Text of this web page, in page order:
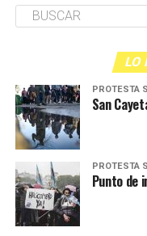
LO
PROTESTA
San
PROTESTA
Punto de